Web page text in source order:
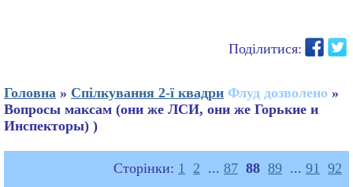
Поділитися:
Головна » Спілкування 2-ї квадри Флуд дозволено »
Вопросы максам (они же ЛСИ, они же Горькие и
Инспекторы) )
Сторінки: 1 2 ... 87 88 89 ... 91
92